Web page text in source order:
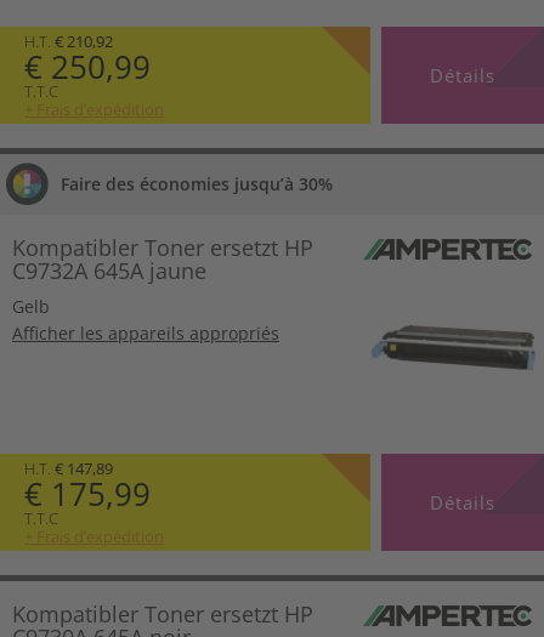
H.T. € 210,92
€ 250,99
T.T.C
+ Frais d’expédition
Détails
Faire des économies jusqu’à 30%
Kompatibler Toner ersetzt HP
C9732A 645A jaune
Gelb
Afficher les appareils appropriés
H.T. € 147,89
€ 175,99
T.T.C
+ Frais d’expédition
Détails
Kompatibler Toner ersetzt HP